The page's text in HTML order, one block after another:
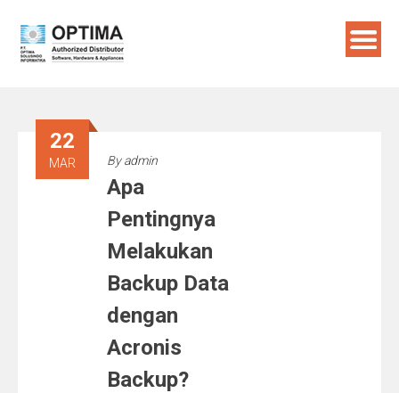
content
22
MAR Byadmin
Apa
Pentingnya
Melakukan
Backup Data
dengan
Acronis
Backup?